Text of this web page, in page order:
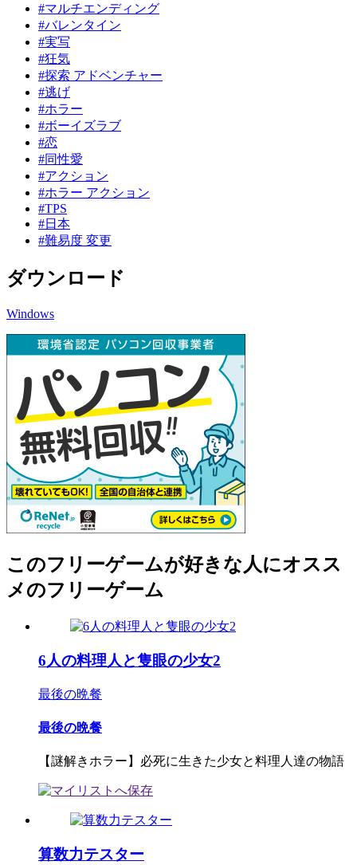
#マルチエンディング
#バレンタイン
#実写
#狂気
#探索 アドベンチャー
#逃げ
#ホラー
#ボーイズラブ
#恋
#同性愛
#アクション
#ホラー アクション
#TPS
#日本
#難易度 変更
ダウンロード
Windows
このフリーゲームが好きな人にオスス
メのフリーゲーム
6人の料理人と隻眼の少女2
最後の晩餐
最後の晩餐
【謎解きホラー】必死に生きた少女と料理人達の物語
算数力テスター